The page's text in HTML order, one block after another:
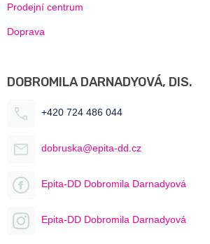
Prodejní centrum
Doprava
DOBROMILA DARNADYOVÁ, DIS.
+420 724 486 044
dobruska@epita-dd.cz
Epita-DD Dobromila Darnadyová
Epita-DD Dobromila Darnadyová